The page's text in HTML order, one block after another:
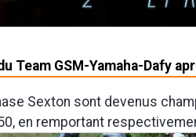
Team GSM-Yamaha-Dafy
Sexton sont devenus
en remportant